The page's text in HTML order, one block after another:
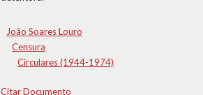
João Soares Louro
Censura
Circulares (1944-1974)
Citar Documento